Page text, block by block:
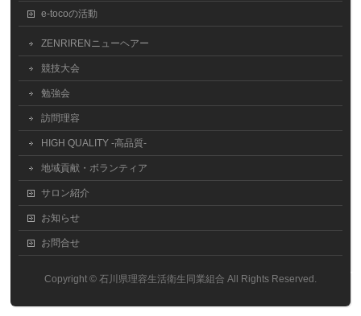
e-tocoの活動
ZENRIRENニューヘアー
競技大会
勉強会
訪問理容
HIGH QUALITY -高品質-
地域貢献・ボランティア
サロン紹介
お知らせ
お問合せ
Copyright © 石川県理容生活衛生同業組合 All Rights Reserved.